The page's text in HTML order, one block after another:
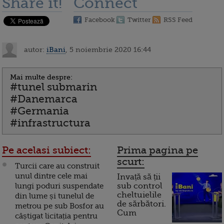
Facebook Twitter RSS Feed
autor: iBani , 5 noiembrie 2020 16:44
Mai multe despre:
#tunel submarin
#Danemarca
#Germania
#infrastructura
Pe acelasi subiect:
Turcii care au construit
unul dintre cele mai
lungi poduri suspendate
din lume și tunelul de
metrou pe sub Bosfor au
câștigat licitația pentru
Prima pagina pe
scurt:
Invață să ții
sub control
cheltuielile
de sărbători.
Cum